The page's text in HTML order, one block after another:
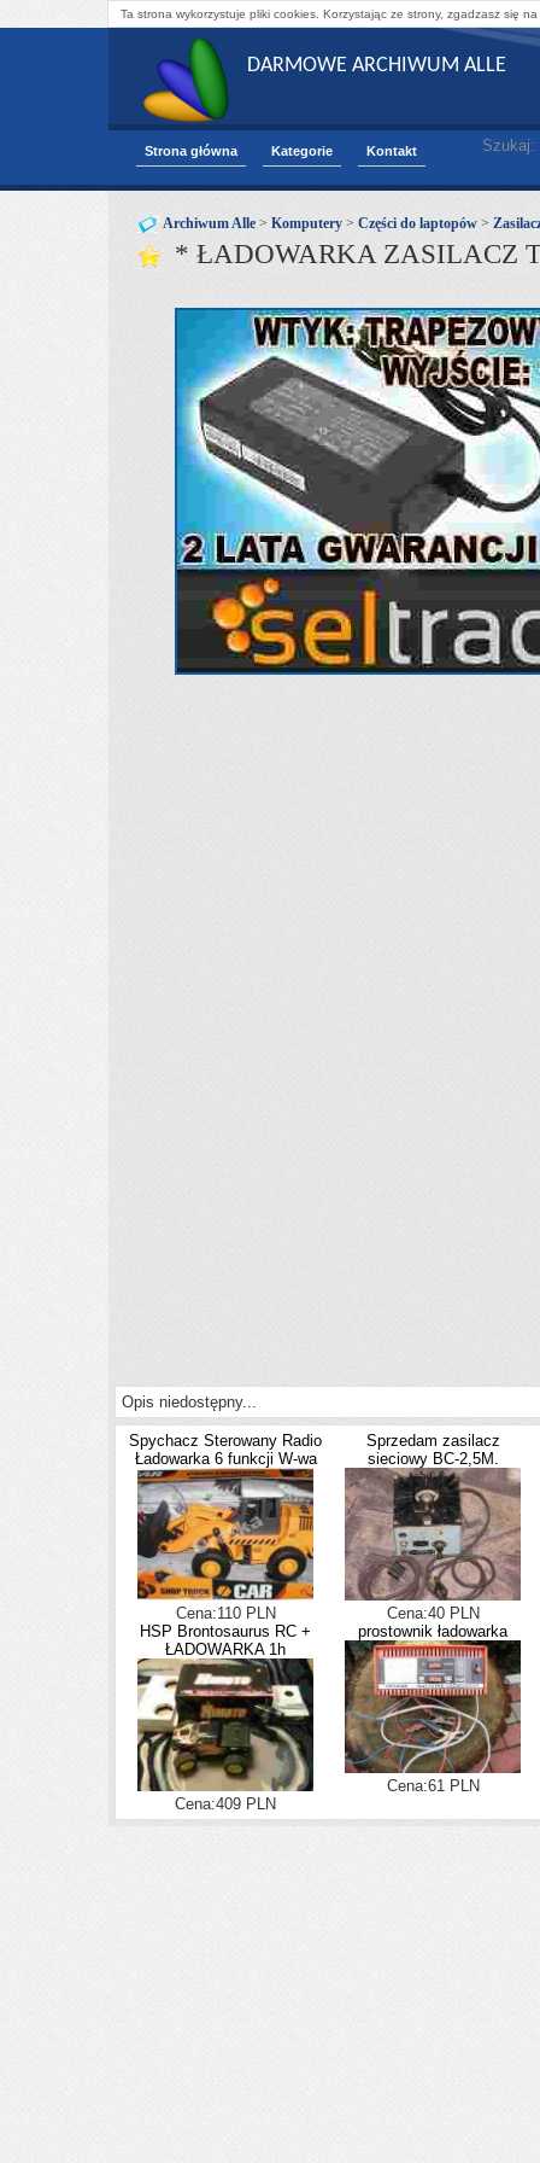
Ta strona wykorzystuje pliki cookies. Korzystając ze strony, zgadzasz się
DARMOWE ARCHIWUM ALLE
Strona główna Kategorie Kontakt Szukaj:
Archiwum Alle > Komputery > Części do laptopów >
* ŁADOWARKA ZASILACZ
Opis niedostępny...
Spychacz Sterowany Radio
Ładowarka 6 funkcji W-wa
Cena:110 PLN
Sprzedam zasilacz
sieciowy BC-2,5M.
Cena:40 PLN
HSP Brontosaurus RC +
ŁADOWARKA 1h
Cena:409 PLN
prostownik ładowarka
Cena:61 PLN